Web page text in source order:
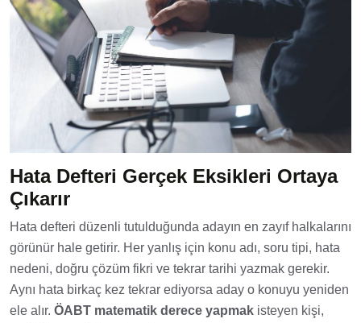
Hata Defteri Gerçek Eksikleri Ortaya
Çıkarır
Hata defteri düzenli tutulduğunda adayın en zayıf halkalarını
görünür hale getirir. Her yanlış için konu adı, soru tipi, hata
nedeni, doğru çözüm fikri ve tekrar tarihi yazmak gerekir.
Aynı hata birkaç kez tekrar ediyorsa aday o konuyu yeniden
ele alır. ÖABT matematik derece yapmak isteyen kişi,